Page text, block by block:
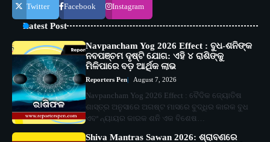
Twitter Facebook Instagram
Latest Post
Navpancham Yog 2026 Effect : ବୁଧ-ଶନିଙ୍କ
ନବପଞ୍ଚମ ଦୃଷ୍ଟି ଯୋଗ: ଏହି ୪ ରାଶିଙ୍କୁ
ମିଳିପାରେ ବଡ଼ ଆର୍ଥିକ ଲାଭ
Reporters Pen August 7, 2026
Navpancham Yog 2026 Effect : ବୈଦିକ ଜ୍ୟୋତିଷ
ଶାସ୍ତ୍ର ଅନୁସାରେ ଅଗଷ୍ଟ ମାସରେ ବୁଦ୍ଧିର କାରକ ବୁଧ
ଏବଂ ନ୍ୟାୟର କାରକ ଶନି ଏକ ବିଶେଷ…
Shiva Mantras Sawan 2026: ଶ୍ରାବଣରେ